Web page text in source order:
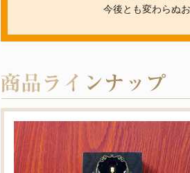
今後とも変わらぬ